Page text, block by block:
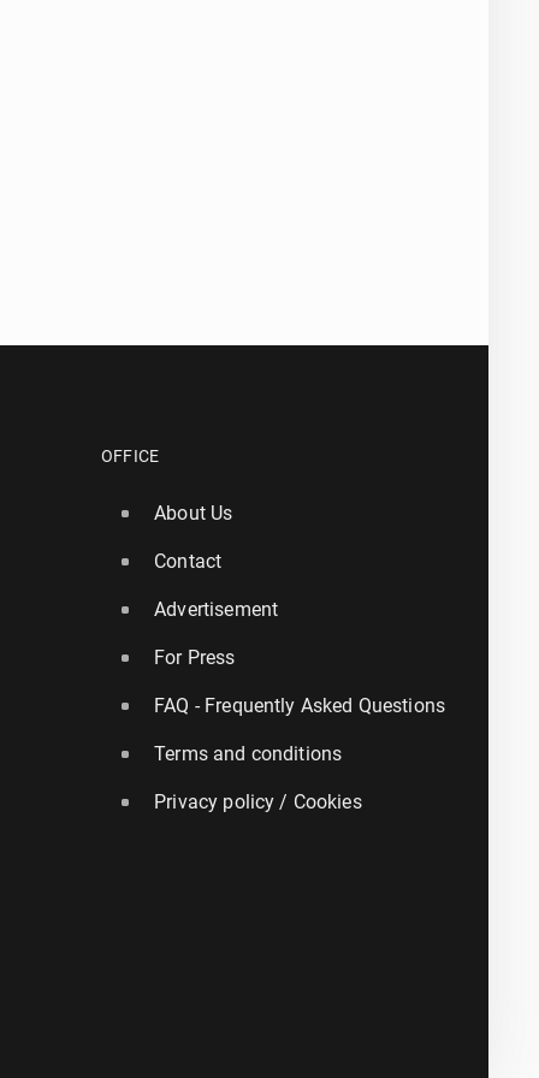
OFFICE
About Us
Contact
Advertisement
For Press
FAQ - Frequently Asked Questions
Terms and conditions
Privacy policy / Cookies